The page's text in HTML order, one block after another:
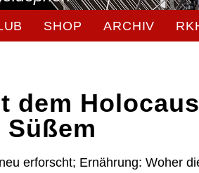
SHOP ARCHIV
dem
erforscht; Ernährung: Woher